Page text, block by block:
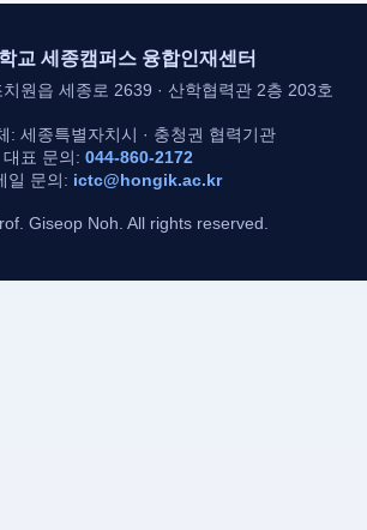
교 세종캠퍼스 융합인재센터
원읍 세종로 2639 · 산학협력관 2층 203호
: 세종특별자치시 · 충청권 협력기관
대표 문의: 044-860-2172
일 문의: ictc@hongik.ac.kr
Giseop Noh. All rights reserved.